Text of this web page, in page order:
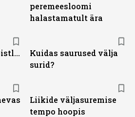
peremeesloomi
halastamatult ära
Kuidas saurused välja
surid?
Liikide väljasuremise
tempo hoopis